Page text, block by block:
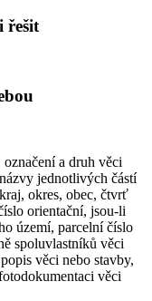
řešit
označení a druh věci
jednotlivých částí
okres, obec, čtvrť
orientační, jsou-li
území, parcelní číslo
spoluvlastníků věci
věci nebo stavby,
věci